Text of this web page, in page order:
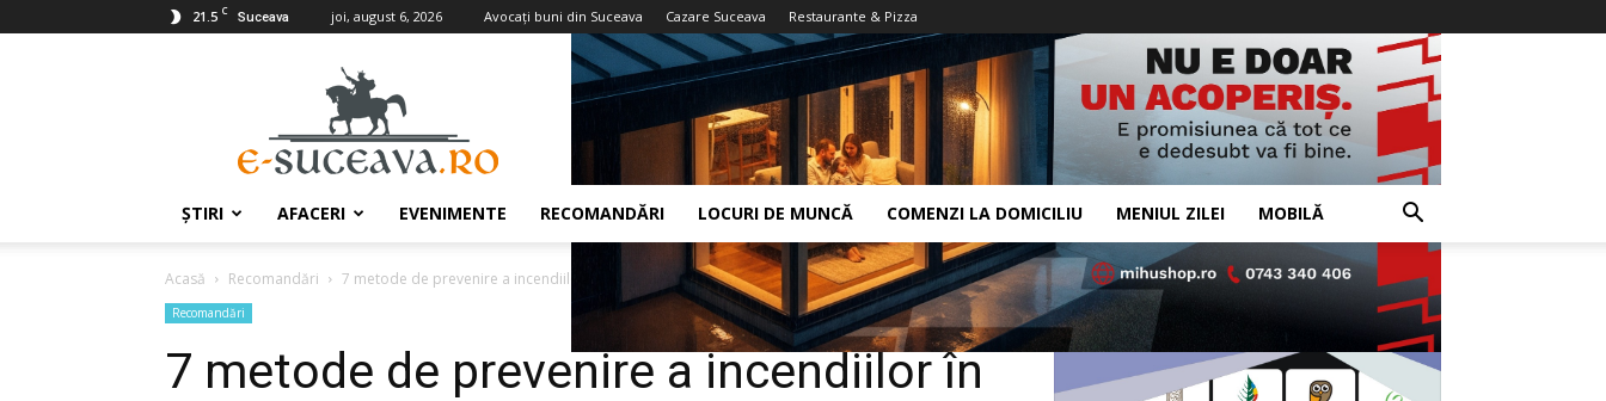
21.5 C Suceava joi, august 6, 2026 Avocaţi buni din Suceava Cazare Suceava Restaurante & Pizza
ŞTIRI AFACERI EVENIMENTE RECOMANDĂRI LOCURI DE MUNCĂ COMENZI LA DOMICILIU MENIUL ZILEI MOBILĂ
Acasă Recomandări 7 metode de prevenire a incendiilor în instituții publice
Recomandări
7 metode de prevenire a incendiilor în